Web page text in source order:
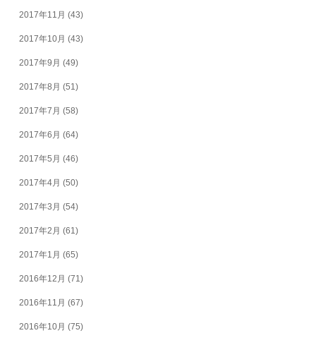
2017年11月 (43)
2017年10月 (43)
2017年9月 (49)
2017年8月 (51)
2017年7月 (58)
2017年6月 (64)
2017年5月 (46)
2017年4月 (50)
2017年3月 (54)
2017年2月 (61)
2017年1月 (65)
2016年12月 (71)
2016年11月 (67)
2016年10月 (75)